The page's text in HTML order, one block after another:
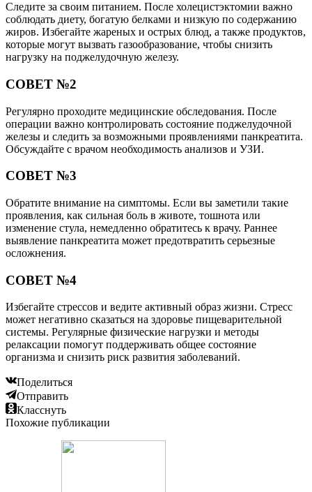
Следите за своим питанием. После холецистэктомии важно
соблюдать диету, богатую белками и низкую по содержанию
жиров. Избегайте жареных и острых блюд, а также продуктов,
которые могут вызвать газообразование, чтобы снизить
нагрузку на поджелудочную железу.
СОВЕТ №2
Регулярно проходите медицинские обследования. После
операции важно контролировать состояние поджелудочной
железы и следить за возможными проявлениями панкреатита.
Обсуждайте с врачом необходимость анализов и УЗИ.
СОВЕТ №3
Обратите внимание на симптомы. Если вы заметили такие
проявления, как сильная боль в животе, тошнота или
изменение стула, немедленно обратитесь к врачу. Раннее
выявление панкреатита может предотвратить серьезные
осложнения.
СОВЕТ №4
Избегайте стрессов и ведите активный образ жизни. Стресс
может негативно сказаться на здоровье пищеварительной
системы. Регулярные физические нагрузки и методы
релаксации помогут поддерживать общее состояние
организма и снизить риск развития заболеваний.
Поделиться
Отправить
Класснуть
Похожие публикации